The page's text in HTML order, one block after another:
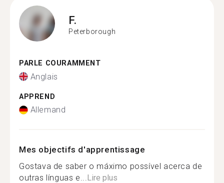
F.
Peterborough
PARLE COURAMMENT
Anglais
APPREND
Allemand
Mes objectifs d'apprentissage
Gostava de saber o máximo possível acerca de
outras línguas e...Lire plus